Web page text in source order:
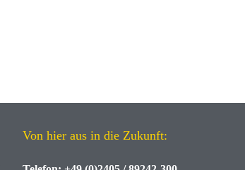
Von hier aus in die Zukunft: